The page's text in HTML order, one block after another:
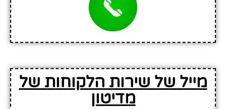
מייל של שירות הלקוחות של
מדיטון